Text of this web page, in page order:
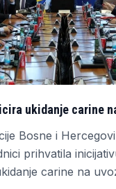
ukidanje carine
Bosne i
prihvatila
carine na